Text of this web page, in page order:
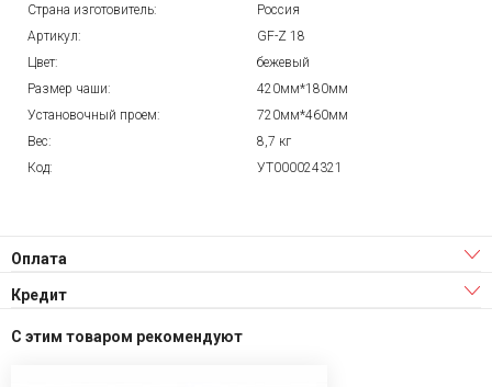
Страна изготовитель:
Россия
Артикул:
GF-Z 18
Цвет:
бежевый
Размер чаши:
420мм*180мм
Установочный проем:
720мм*460мм
Вес:
8,7 кг
Код:
УТ000024321
Оплата
Кредит
С этим товаром рекомендуют